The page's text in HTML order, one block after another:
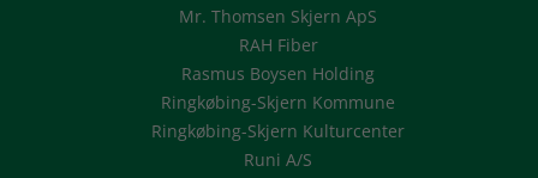
Mr. Thomsen Skjern ApS
RAH Fiber
Rasmus Boysen Holding
Ringkøbing-Skjern Kommune
Ringkøbing-Skjern Kulturcenter
Runi A/S